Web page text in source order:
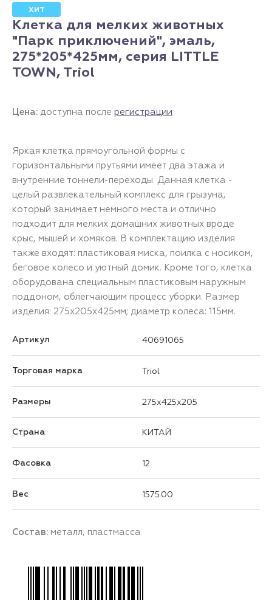
ХИТ
Клетка для мелких животных
"Парк приключений", эмаль,
275*205*425мм, серия LITTLE
TOWN, Triol
Цена: доступна после регистрации
Яркая клетка прямоугольной формы с
горизонтальными прутьями имеет два этажа и
внутренние тоннели-переходы. Данная клетка -
целый развлекательный комплекс для грызуна,
который занимает немного места и отлично
подходит для мелких домашних животных вроде
крыс, мышей и хомяков. В комплектацию изделия
также входят: пластиковая миска, поилка с носиком,
беговое колесо и уютный домик. Кроме того, клетка
оборудована специальным пластиковым наружным
поддоном, облегчающим процесс уборки. Размер
изделия: 275х205х425мм; диаметр колеса: 115мм.
Артикул 40691065
Торговая марка Triol
Размеры 275x425x205
Страна КИТАЙ
Фасовка 12
Вес 1575.00
Состав: металл, пластмасса